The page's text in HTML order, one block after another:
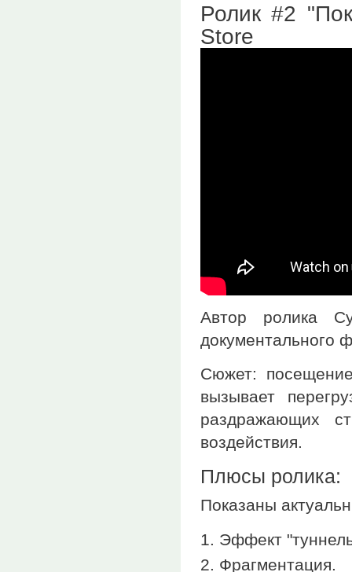
Ролик #2
Store
Автор ролика
документального
Сюжет:
вызывает
раздражающих
воздействия.
Плюсы ролика:
Показаны
Эффект
Фрагментация.